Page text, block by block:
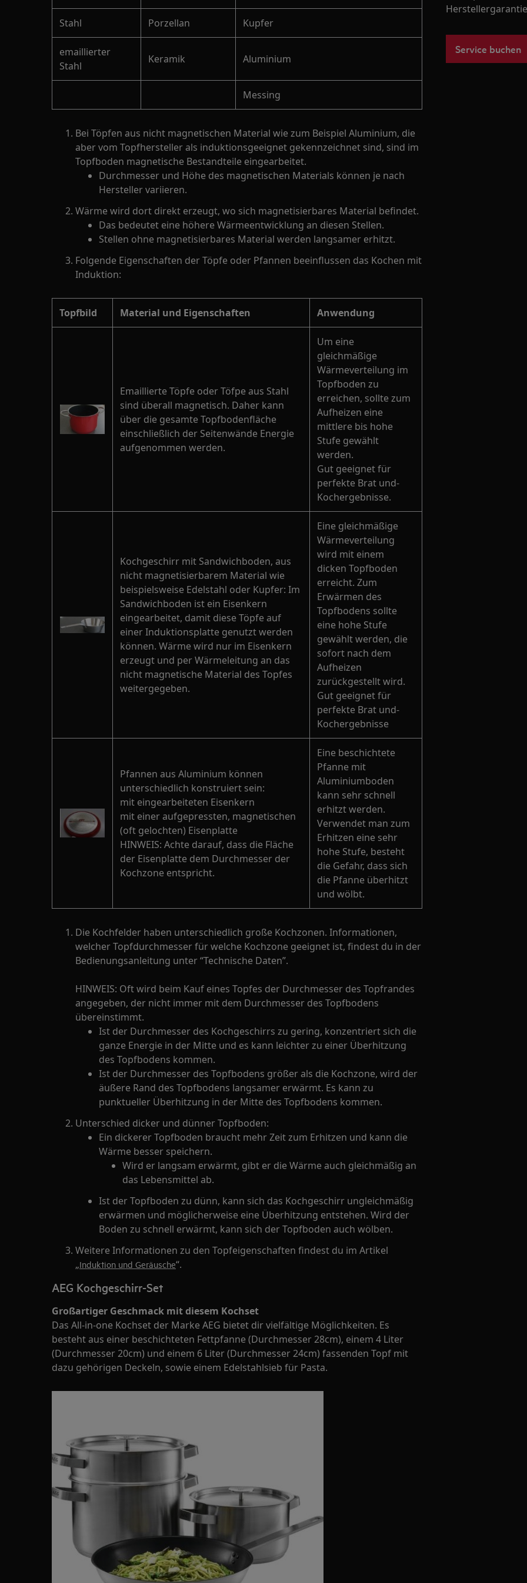
Stahl Porzellan Kupfer
emaillierter
Stahl
Keramik Aluminium
Messing
Bei Töpfen aus nicht magnetischen Material wie zum Beispiel Aluminium, die
aber vom Topfhersteller als induktionsgeeignet gekennzeichnet sind, sind im
Topfboden magnetische Bestandteile eingearbeitet.
Durchmesser und Höhe des magnetischen Materials können je nach
Hersteller variieren.
Wärme wird dort direkt erzeugt, wo sich magnetisierbares Material befindet.
Das bedeutet eine höhere Wärmeentwicklung an diesen Stellen.
Stellen ohne magnetisierbares Material werden langsamer erhitzt.
Folgende Eigenschaften der Töpfe oder Pfannen beeinflussen das Kochen mit
Induktion:
Topfbild Material und Eigenschaften Anwendung
Emaillierte Töpfe oder Töfpe aus Stahl
sind überall magnetisch. Daher kann
über die gesamte Topfbodenfläche
einschließlich der Seitenwände Energie
aufgenommen werden.
Um eine
gleichmäßige
Wärmeverteilung im
Topfboden zu
erreichen, sollte zum
Aufheizen eine
mittlere bis hohe
Stufe gewählt
werden.
Gut geeignet für
perfekte Brat und-
Kochergebnisse.
Kochgeschirr mit Sandwichboden, aus
nicht magnetisierbarem Material wie
beispielsweise Edelstahl oder Kupfer: Im
Sandwichboden ist ein Eisenkern
eingearbeitet, damit diese Töpfe auf
einer Induktionsplatte genutzt werden
können. Wärme wird nur im Eisenkern
erzeugt und per Wärmeleitung an das
nicht magnetische Material des Topfes
weitergegeben.
Eine gleichmäßige
Wärmeverteilung
wird mit einem
dicken Topfboden
erreicht. Zum
Erwärmen des
Topfbodens sollte
eine hohe Stufe
gewählt werden, die
sofort nach dem
Aufheizen
zurückgestellt wird.
Gut geeignet für
perfekte Brat und-
Kochergebnisse
Pfannen aus Aluminium können
unterschiedlich konstruiert sein:
mit eingearbeiteten Eisenkern
mit einer aufgepressten, magnetischen
(oft gelochten) Eisenplatte
HINWEIS: Achte darauf, dass die Fläche
der Eisenplatte dem Durchmesser der
Kochzone entspricht.
Eine beschichtete
Pfanne mit
Aluminiumboden
kann sehr schnell
erhitzt werden.
Verwendet man zum
Erhitzen eine sehr
hohe Stufe, besteht
die Gefahr, dass sich
die Pfanne überhitzt
und wölbt.
Die Kochfelder haben unterschiedlich große Kochzonen. Informationen,
welcher Topfdurchmesser für welche Kochzone geeignet ist, findest du in der
Bedienungsanleitung unter “Technische Daten”.
HINWEIS: Oft wird beim Kauf eines Topfes der Durchmesser des Topfrandes
angegeben, der nicht immer mit dem Durchmesser des Topfbodens
übereinstimmt.
Ist der Durchmesser des Kochgeschirrs zu gering, konzentriert sich die
ganze Energie in der Mitte und es kann leichter zu einer Überhitzung
des Topfbodens kommen.
Ist der Durchmesser des Topfbodens größer als die Kochzone, wird der
äußere Rand des Topfbodens langsamer erwärmt. Es kann zu
punktueller Überhitzung in der Mitte des Topfbodens kommen.
Unterschied dicker und dünner Topfboden:
Ein dickerer Topfboden braucht mehr Zeit zum Erhitzen und kann die
Wärme besser speichern.
Wird er langsam erwärmt, gibt er die Wärme auch gleichmäßig an
das Lebensmittel ab.
Ist der Topfboden zu dünn, kann sich das Kochgeschirr ungleichmäßig
erwärmen und möglicherweise eine Überhitzung entstehen. Wird der
Boden zu schnell erwärmt, kann sich der Topfboden auch wölben.
Weitere Informationen zu den Topfeigenschaften findest du im Artikel
„Induktion und Geräusche“.
AEG Kochgeschirr-Set
Großartiger Geschmack mit diesem Kochset
Das All-in-one Kochset der Marke AEG bietet dir vielfältige Möglichkeiten. Es
besteht aus einer beschichteten Fettpfanne (Durchmesser 28cm), einem 4 Liter
(Durchmesser 20cm) und einem 6 Liter (Durchmesser 24cm) fassenden Topf mit
dazu gehörigen Deckeln, sowie einem Edelstahlsieb für Pasta.
Service buchen